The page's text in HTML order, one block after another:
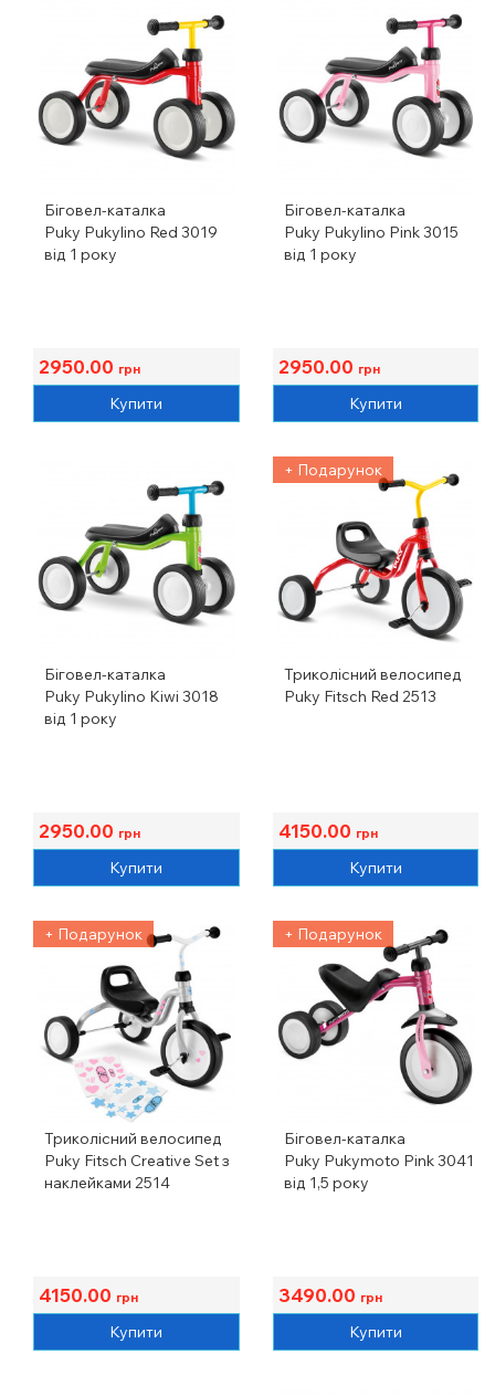
Біговел-каталка
Puky Pukylino Red 3019
від 1 року
2950.00 грн
Купити
Біговел-каталка
Puky Pukylino Pink 3015
від 1 року
2950.00 грн
Купити
Біговел-каталка
Puky Pukylino Kiwi 3018
від 1 року
2950.00 грн
Купити
+ Подарунок
Триколісний велосипед
Puky Fitsch Red 2513
4150.00 грн
Купити
+ Подарунок
Триколісний велосипед
Puky Fitsch Creative Set з
наклейками 2514
4150.00 грн
Купити
+ Подарунок
Біговел-каталка
Puky Pukymoto Pink 3041
від 1,5 року
3490.00 грн
Купити